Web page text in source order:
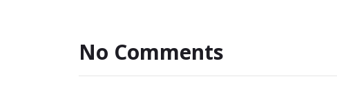
No Comments